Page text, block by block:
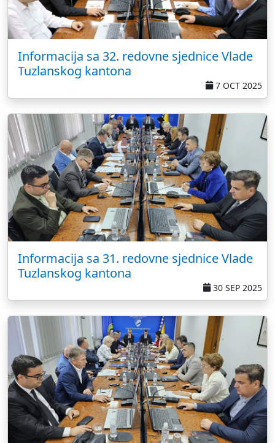
Informacija sa 32. redovne sjednice Vlade
Tuzlanskog kantona
7 OCT 2025
Informacija sa 31. redovne sjednice Vlade
Tuzlanskog kantona
30 SEP 2025